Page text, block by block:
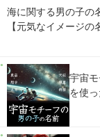
海に関する男の子の
【元気なイメージの
宇宙
を使